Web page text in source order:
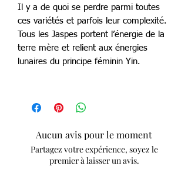
Il y a de quoi se perdre parmi toutes
ces variétés et parfois leur complexité.
Tous les Jaspes portent l’énergie de la
terre mère et relient aux énergies
lunaires du principe féminin Yin.
Aucun avis pour le moment
Partagez votre expérience, soyez le
premier à laisser un avis.